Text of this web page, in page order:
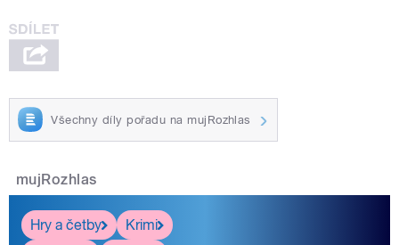
Všechny díly pořadu na mujRozhlas
mujRozhlas
Hry a četby
Krimi